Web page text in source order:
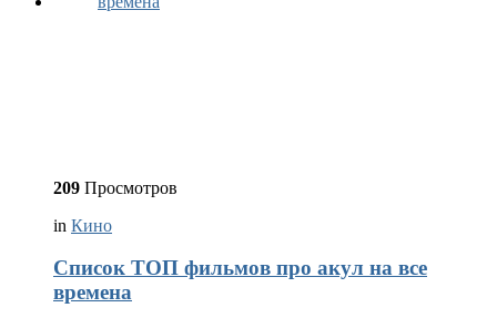
209 Просмотров
in Кино
Список ТОП фильмов про акул на все
времена